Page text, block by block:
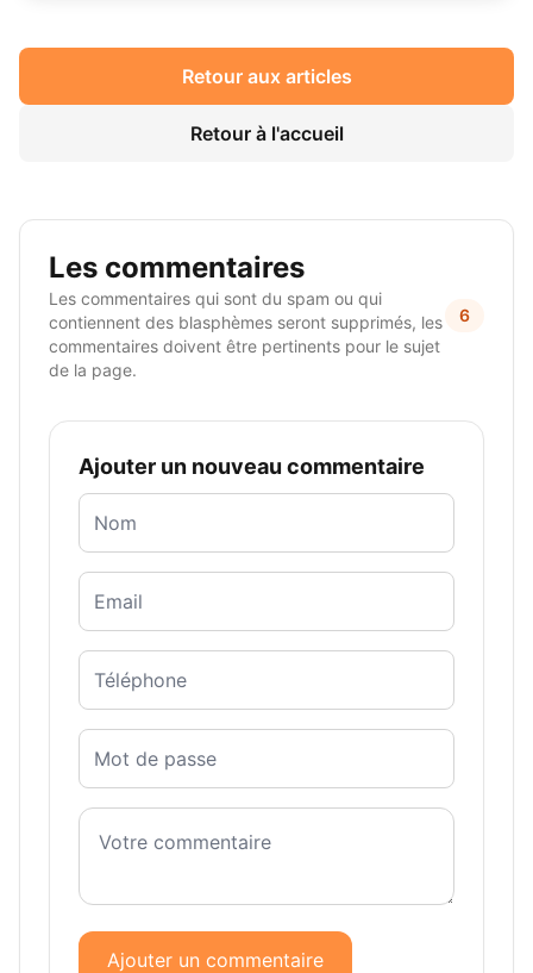
Retour aux articles
Retour à l'accueil
Les commentaires
Les commentaires qui sont du spam ou qui
contiennent des blasphèmes seront supprimés, les
commentaires doivent être pertinents pour le sujet
de la page.
6
Ajouter un nouveau commentaire
Ajouter un commentaire